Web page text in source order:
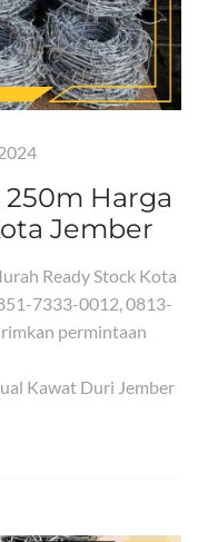
Harga
Jember
Ready Stock Kota
7333-0012, 0813-
permintaan
Kawat Duri Jember